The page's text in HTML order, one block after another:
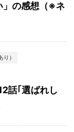
」の感想（※ネ
）
話｢選ばれし